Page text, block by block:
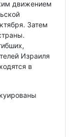
движением
Затем
Израиля
в